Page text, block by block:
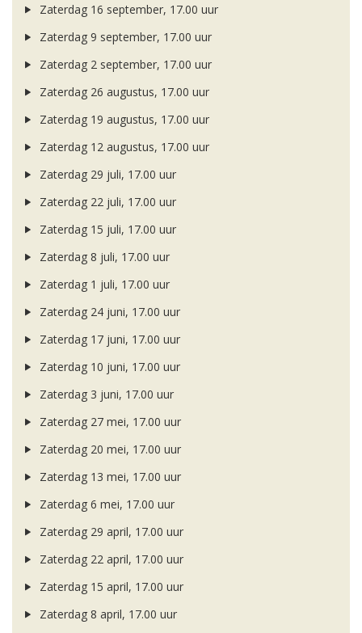
Zaterdag 16 september, 17.00 uur
Zaterdag 9 september, 17.00 uur
Zaterdag 2 september, 17.00 uur
Zaterdag 26 augustus, 17.00 uur
Zaterdag 19 augustus, 17.00 uur
Zaterdag 12 augustus, 17.00 uur
Zaterdag 29 juli, 17.00 uur
Zaterdag 22 juli, 17.00 uur
Zaterdag 15 juli, 17.00 uur
Zaterdag 8 juli, 17.00 uur
Zaterdag 1 juli, 17.00 uur
Zaterdag 24 juni, 17.00 uur
Zaterdag 17 juni, 17.00 uur
Zaterdag 10 juni, 17.00 uur
Zaterdag 3 juni, 17.00 uur
Zaterdag 27 mei, 17.00 uur
Zaterdag 20 mei, 17.00 uur
Zaterdag 13 mei, 17.00 uur
Zaterdag 6 mei, 17.00 uur
Zaterdag 29 april, 17.00 uur
Zaterdag 22 april, 17.00 uur
Zaterdag 15 april, 17.00 uur
Zaterdag 8 april, 17.00 uur